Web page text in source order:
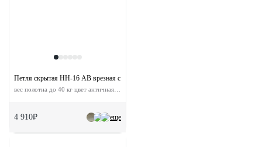
еще
Петля скрытая HH-16 AB врезная с 3D-регулировкой
4 910₽